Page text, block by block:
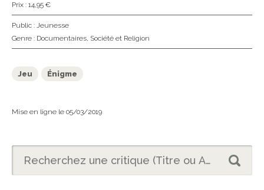
Prix : 14,95 €
Public : Jeunesse
Genre : Documentaires, Société et Religion
Jeu Énigme
Mise en ligne le 05/03/2019